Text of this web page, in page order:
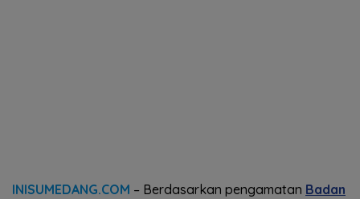
INISUMEDANG.COM – Berdasarkan pengamatan Badan